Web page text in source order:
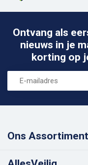
Ontvang als
nieuws in je
korting op
Ons Assortiment